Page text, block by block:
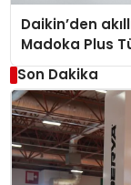
Daikin’den
Madoka Plus
Son Dakika